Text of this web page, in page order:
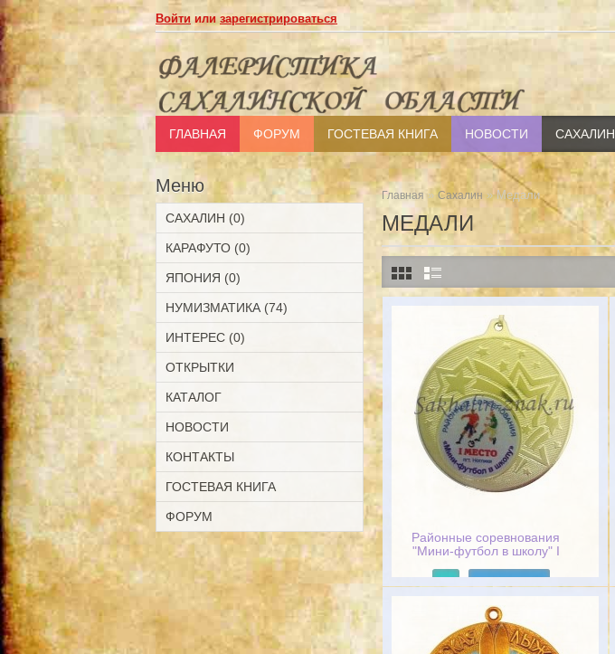
Войти илизарегистрироваться
ГЛАВНАЯ ФОРУМ ГОСТЕВАЯ КНИГА НОВОСТИ САХАЛИН
Меню
САХАЛИН (0)
КАРАФУТО (0)
ЯПОНИЯ (0)
НУМИЗМАТИКА (74)
ИНТЕРЕС (0)
ОТКРЫТКИ
КАТАЛОГ
НОВОСТИ
КОНТАКТЫ
ГОСТЕВАЯ КНИГА
ФОРУМ
Главная » Сахалин » Медали
МЕДАЛИ
Районные соревнования
"Мини-футбол в школу" I